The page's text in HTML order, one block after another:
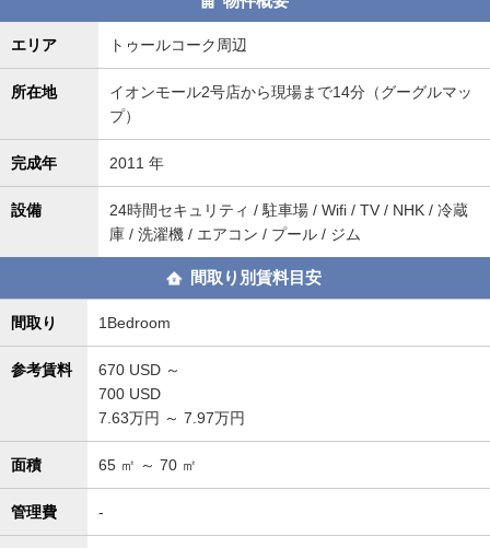
エリア トゥールコーク周辺
所在地
イオンモール2号店から現場まで14分（グーグルマッ
プ）
完成年 2011 年
設備
24時間セキュリティ / 駐車場 / Wifi / TV / NHK / 冷蔵
庫 / 洗濯機 / エアコン / プール / ジム
間取り別賃料目安
間取り 1Bedroom
参考賃料 670 USD ～
700 USD
7.63万円 ～ 7.97万円
面積 65 ㎡ ～ 70 ㎡
管理費 -